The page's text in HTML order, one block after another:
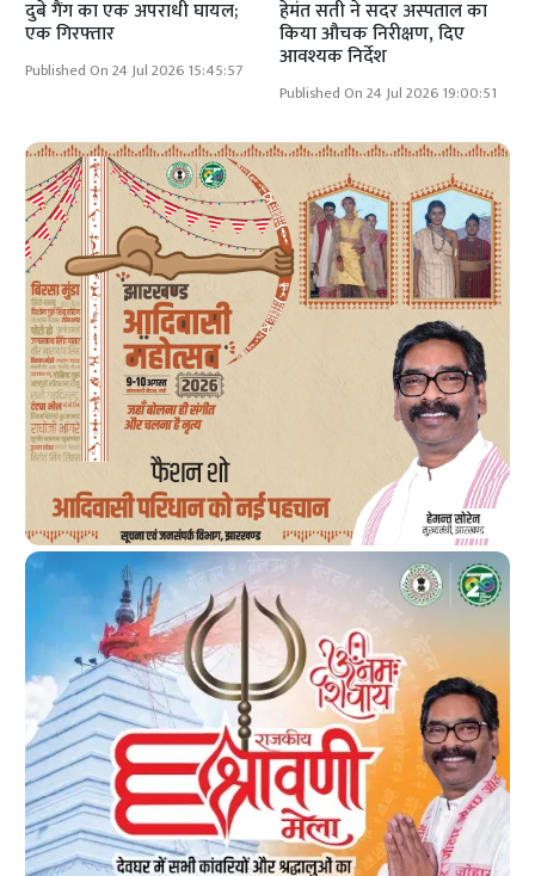
दुबे गैंग का एक अपराधी घायल;
एक गिरफ्तार
Published On 24 Jul 2026 15:45:57
हेमंत सती ने सदर अस्पताल का
किया औचक निरीक्षण, दिए
आवश्यक निर्देश
Published On 24 Jul 2026 19:00:51